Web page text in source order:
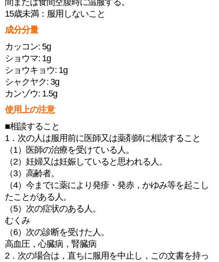
間または食間空腹時に温服する。
15歳未満：服用しないこと
成分分量
カッコン: 5g
ショウマ: 1g
ショウキョウ: 1g
シャクヤク: 3g
カンゾウ: 1.5g
使用上の注意
■相談すること
1．次の人は服用前に医師又は薬剤師に相談すること
（1）医師の治療を受けている人。
（2）妊婦又は妊娠していると思われる人。
（3）高齢者。
（4）今までに薬により発疹・発赤，かゆみ等を起こし
たことがある人。
（5）次の症状のある人。
むくみ
（6）次の診断を受けた人。
高血圧，心臓病，腎臓病
2．次の場合は，直ちに服用を中止し，この文書を持っ